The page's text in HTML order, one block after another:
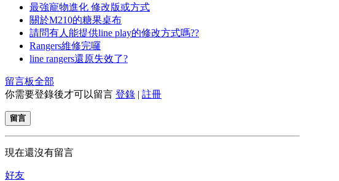
最強寵物進化 修改版或方式
關於M210的糖果桌布
請問有人能提供line play的修改方式嗎??
Rangers維修完囉
line rangers還原失效了?
留言板全部
你需要登錄後才可以留言 登錄 | 註冊
留言
現在還沒有留言
好友